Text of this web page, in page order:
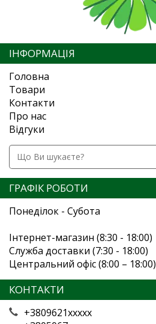
ІНФОРМАЦІЯ
Головна
Товари
Контакти
Про нас
Відгуки
ГРАФІК РОБОТИ
Понеділок - Субота
Інтернет-магазин (8:30 - 18:00)
Служба доставки (7:30 - 18:00)
Центральний офіс (8:00 – 18:00)
КОНТАКТИ
+3809621xxxxx